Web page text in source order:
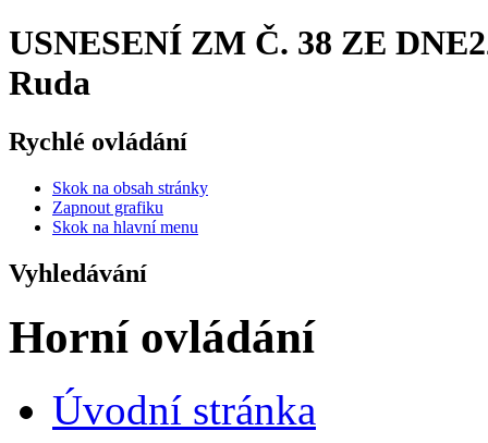
USNESENÍ ZM Č. 38 ZE
Ruda
Rychlé ovládání
Skok na obsah stránky
Zapnout grafiku
Skok na hlavní menu
Vyhledávání
Horní ovládání
Úvodní stránka